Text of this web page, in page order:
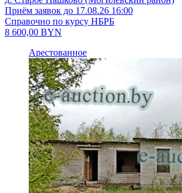
Приём заявок до 17.08.26 16:00
Справочно по курсу НБРБ
8 600,00 BYN
Арестованное